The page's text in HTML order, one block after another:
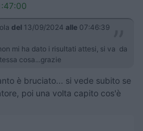
del 13/09/2024 alle 07:46:39
mi ha dato i risultati attesi, si va da
cosa...grazie
è bruciato... si vede subito se
poi una volta capito cos'è